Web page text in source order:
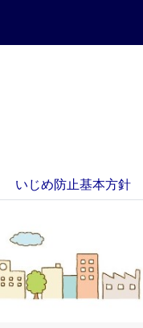
いじめ防止基本方針